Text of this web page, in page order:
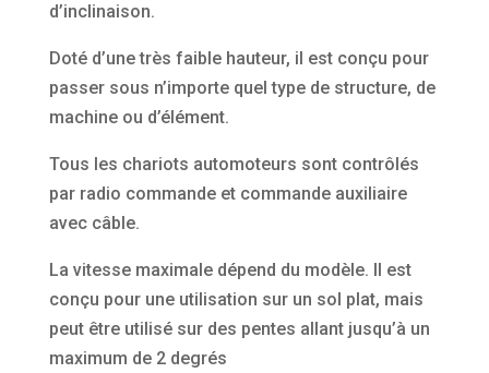
d’inclinaison.
Doté d’une très faible hauteur, il est conçu pour
passer sous n’importe quel type de structure, de
machine ou d’élément.
Tous les chariots automoteurs sont contrôlés
par radio commande et commande auxiliaire
avec câble.
La vitesse maximale dépend du modèle. Il est
conçu pour une utilisation sur un sol plat, mais
peut être utilisé sur des pentes allant jusqu’à un
maximum de 2 degrés